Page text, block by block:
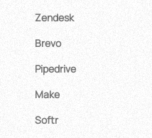
Zendesk
Brevo
Pipedrive
Make
Softr